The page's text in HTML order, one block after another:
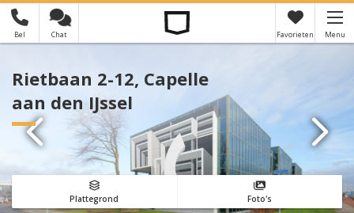
Bel Chat Favorieten Menu
Rietbaan 2-12, Capelle
aan den IJssel
Plattegrond Foto's